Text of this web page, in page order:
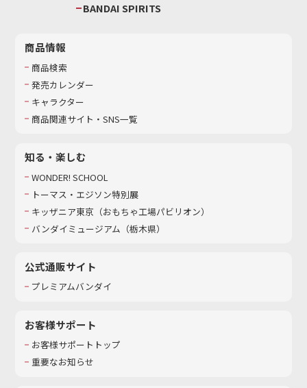
BANDAI SPIRITS
商品情報
商品検索
発売カレンダー
キャラクター
商品関連サイト・SNS一覧
知る・楽しむ
WONDER! SCHOOL
トーマス・エジソン特別展
キッザニア東京（おもちゃ工場パビリオン）​
バンダイミュージアム（栃木県）
公式通販サイト
プレミアムバンダイ
お客様サポート
お客様サポートトップ
重要なお知らせ